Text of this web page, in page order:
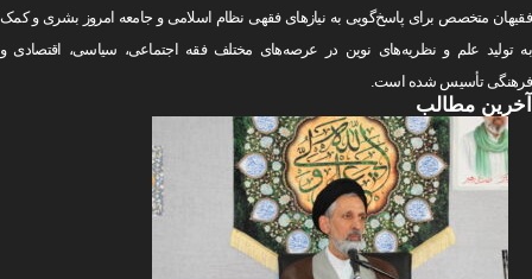
فقیهان متخصص برای پاسخ‌گویی به نیازهای فقهی نظام اسلامی و جامعه امروز بشری و کمک
به تولید علم و نظریه‌های نوین در عرصه‌های مختلف فقه اجتماعی‌، سیاسی‌، اقتصادی و
فرهنگی تأسیس شده است.
آخرین مطالب